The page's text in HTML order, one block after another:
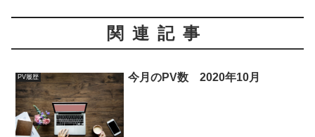
関連記事
PV履歴 今月のPV数 2020年10月